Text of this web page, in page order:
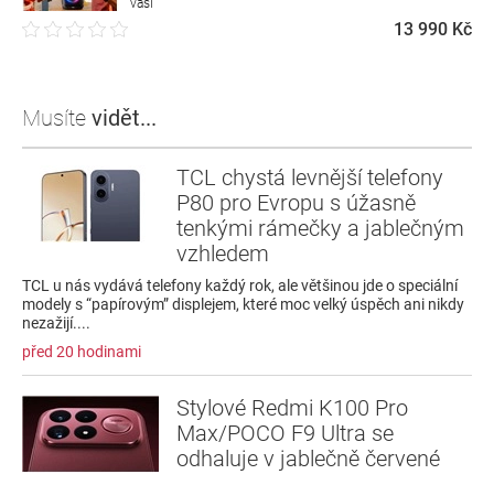
vaši
13 990 Kč
Musíte vidět...
TCL chystá levnější telefony
P80 pro Evropu s úžasně
tenkými rámečky a jablečným
vzhledem
TCL u nás vydává telefony každý rok, ale většinou jde o speciální
modely s “papírovým” displejem, které moc velký úspěch ani nikdy
nezažijí....
před 20 hodinami
Stylové Redmi K100 Pro
Max/POCO F9 Ultra se
odhaluje v jablečně červené